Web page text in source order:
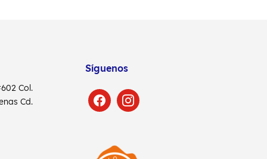
Col.
Cd.
Síguenos